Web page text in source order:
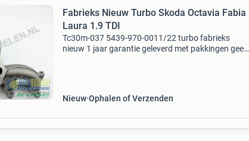
Fabrieks Nieuw Turbo Skoda Octavia Fabia
Laura 1.9 TDI
Tc30m-037 5439-970-0011/22 turbo fabrieks
nieuw 1 jaar garantie geleverd met pakkingen geen
Nieuw Ophalen of Verzenden